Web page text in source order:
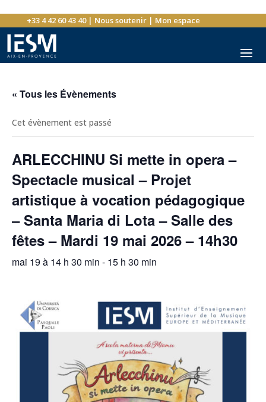
+33 4 42 60 43 40| Nous soutenir| Mon espace
« Tous les Évènements
Cet évènement est passé
ARLECCHINU Si mette in opera –
Spectacle musical – Projet
artistique à vocation pédagogique
– Santa Maria di Lota – Salle des
fêtes – Mardi 19 mai 2026 – 14h30
mai 19 à 14 h 30 min - 15 h 30 min